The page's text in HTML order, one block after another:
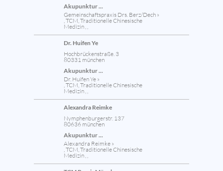
Akupunktur ...
Gemeinschaftspraxis Drs. Berz/Dech »
, TCM, Traditionelle Chinesische
Medizin , ,
Dr. Huifen Ye
Hochbrückenstraße. 3
80331 münchen
Akupunktur ...
Dr. Huifen Ye »
, TCM, Traditionelle Chinesische
Medizin , ,
Alexandra Reimke
Nymphenburgerstr. 137
80636 münchen
Akupunktur ...
Alexandra Reimke »
, TCM, Traditionelle Chinesische
Medizin , ,